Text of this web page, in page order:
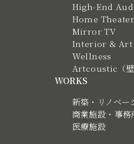
High-End
Home Theater
Mirror TV
Interior & Art
Wellness
Artcoustic（壁
WORKS
新築・リノベー
商業施設・事務
医療施設